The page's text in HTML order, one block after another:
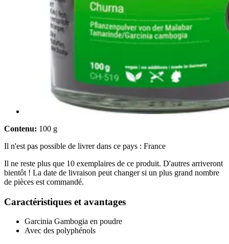
Contenu: 100 g
Il n'est pas possible de livrer dans ce pays : France
Il ne reste plus que 10 exemplaires de ce produit. D'autres arriveront
bientôt ! La date de livraison peut changer si un plus grand nombre
de pièces est commandé.
Caractéristiques et avantages
Garcinia Gambogia en poudre
Avec des polyphénols